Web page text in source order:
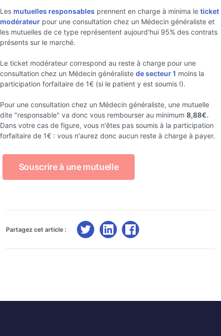
Les mutuelles responsables prennent en charge à minima le ticket
modérateur pour une consultation chez un Médecin généraliste et
les mutuelles de ce type représentent aujourd'hui 95% des contrats
présents sur le marché.
Le ticket modérateur correspond au reste à charge pour une
consultation chez un Médecin généraliste de secteur 1 moins la
participation forfaitaire de 1€ (si le patient y est soumis !).
Pour une consultation chez un Médecin généraliste, une mutuelle
dite "responsable" va donc vous rembourser au minimum 8,88€.
Dans votre cas de figure, vous n'êtes pas soumis à la participation
forfaitaire de 1€ : vous n'aurez donc aucun reste à charge à payer.
Souscrire à une mutuelle
Partagez cet article :